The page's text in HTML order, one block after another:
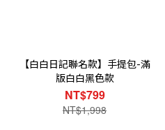
【白白日記聯名款】手提包-滿
版白白黑色款
NT$799
NT$1,998